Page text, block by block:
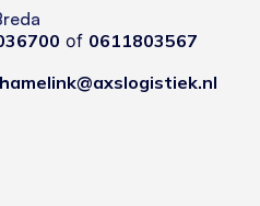
of 0611803567